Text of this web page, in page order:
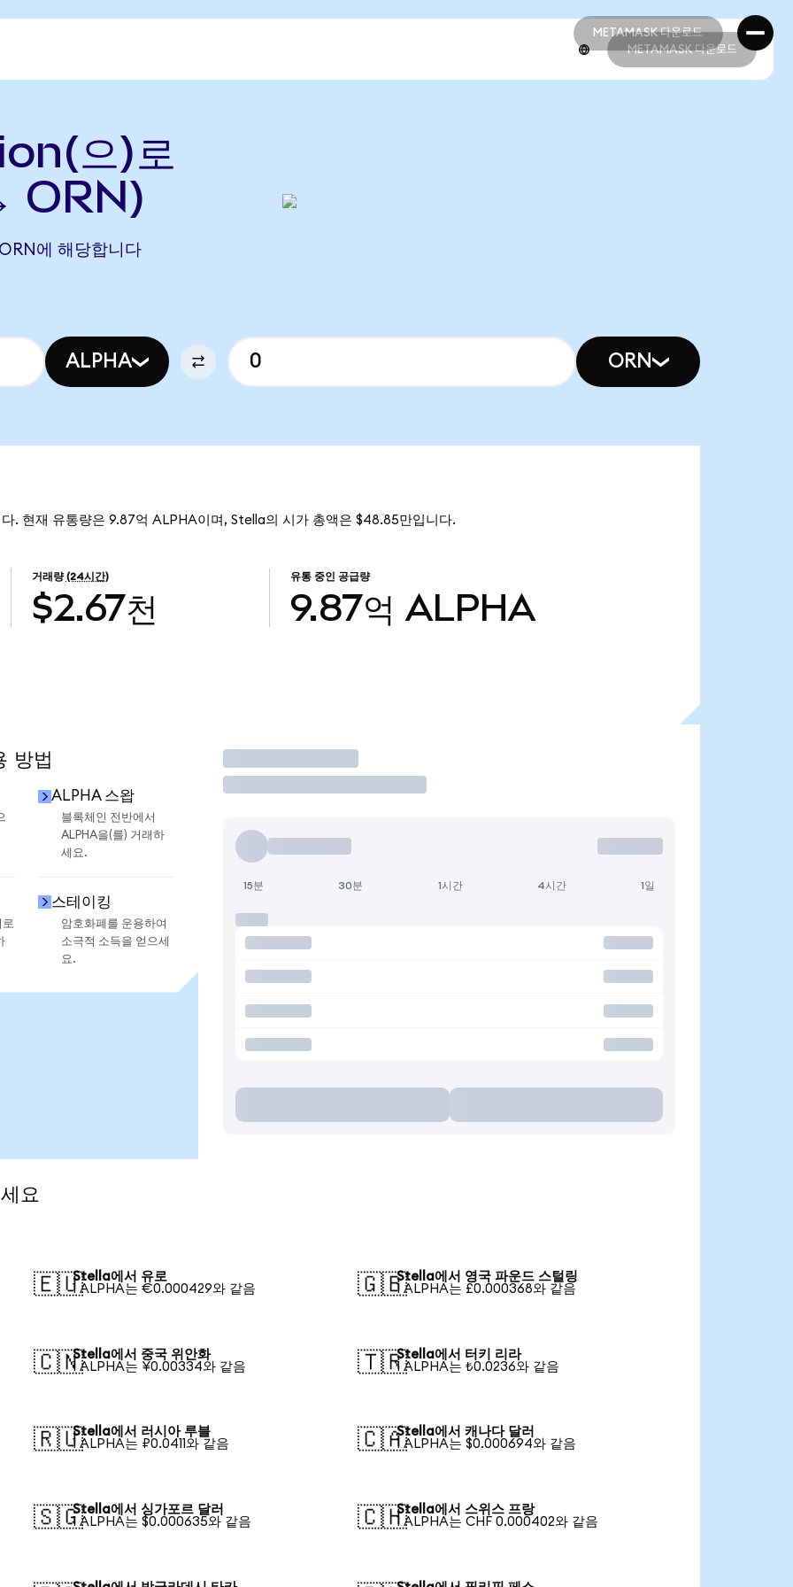
METAMASK 다운로드
METAMASK 다운로드
METAMASK 다운로드
으)로
ORN)
에 해당합니다
ALPHA ORN
. 현재 유통량은 9.87억 ALPHA이며, Stella의 시가 총액은 $48.85만입니다.
거래량 (24시간)
$2.67천
유통 중인 공급량
9.87억 ALPHA
방법
ALPHA 스왑
블록체인 전반에서
ALPHA을(를) 거래하
세요.
스테이킹
암호화폐를 운용하여
소극적 소득을 얻으세
요.
거래
15분 30분 1시간 4시간 1일
요
🇪🇺Stella에서 유로
1 ALPHA는 €0.000429와 같음
🇬🇧Stella에서 영국 파운드 스털링
1 ALPHA는 £0.000368와 같음
🇨🇳Stella에서 중국 위안화
1 ALPHA는 ¥0.00334와 같음
🇹🇷Stella에서 터키 리라
1 ALPHA는 ₺0.0236와 같음
🇷🇺Stella에서 러시아 루블
1 ALPHA는 ₽0.0411와 같음
🇨🇦Stella에서 캐나다 달러
1 ALPHA는 $0.000694와 같음
🇸🇬Stella에서 싱가포르 달러
1 ALPHA는 $0.000635와 같음
🇨🇭Stella에서 스위스 프랑
1 ALPHA는 CHF 0.000402와 같음